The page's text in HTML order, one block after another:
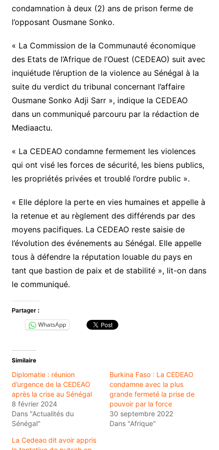
condamnation à deux (2) ans de prison ferme de
l’opposant Ousmane Sonko.
« La Commission de la Communauté économique
des Etats de l’Afrique de l’Ouest (CEDEAO) suit avec
inquiétude l’éruption de la violence au Sénégal à la
suite du verdict du tribunal concernant l’affaire
Ousmane Sonko Adji Sarr », indique la CEDEAO
dans un communiqué parcouru par la rédaction de
Mediaactu.
« La CEDEAO condamne fermement les violences
qui ont visé les forces de sécurité, les biens publics,
les propriétés privées et troublé l’ordre public ».
« Elle déplore la perte en vies humaines et appelle à
la retenue et au règlement des différends par des
moyens pacifiques. La CEDEAO reste saisie de
l’évolution des événements au Sénégal. Elle appelle
tous à défendre la réputation louable du pays en
tant que bastion de paix et de stabilité », lit-on dans
le communiqué.
Partager :
WhatsApp
Similaire
Diplomatie : réunion
d’urgence de la CEDEAO
après la crise au Sénégal
8 février 2024
Dans "Actualités du
Sénégal"
Burkina Faso : La CEDEAO
condamne avec la plus
grande fermeté la prise de
pouvoir par la force
30 septembre 2022
Dans "Afrique"
La Cedeao dit avoir appris